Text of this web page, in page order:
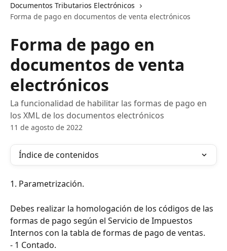
Documentos Tributarios Electrónicos
Forma de pago en documentos de venta electrónicos
Forma de pago en
documentos de venta
electrónicos
La funcionalidad de habilitar las formas de pago en
los XML de los documentos electrónicos
11 de agosto de 2022
Índice de contenidos
1. Parametrización.
Debes realizar la homologación de los códigos de las
formas de pago según el Servicio de Impuestos
Internos con la tabla de formas de pago de ventas.
- 1 Contado.